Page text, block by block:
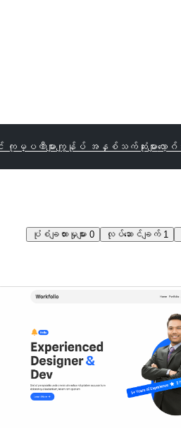
ကုမ္ပဏီများကျွန်ုပ် အနှစ်သက်ဆုံးများလေ
ပုံစံချထားမှုများ 0 လုပ်ဆောင်ချက် 1